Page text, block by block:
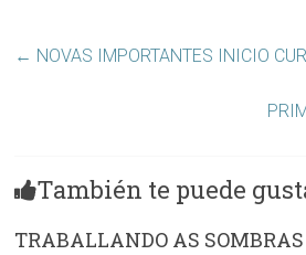
← NOVAS IMPORTANTES INICIO
También te puede
TRABALLANDO AS SOMBRAS